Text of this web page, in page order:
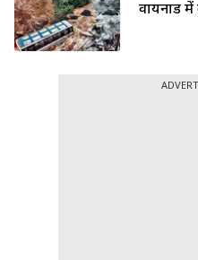
वायनाड में